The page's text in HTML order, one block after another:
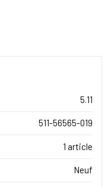
5.11
511-56565-019
1 article
Neuf